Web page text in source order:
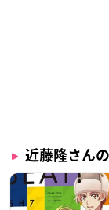
調査概要
近藤隆さん